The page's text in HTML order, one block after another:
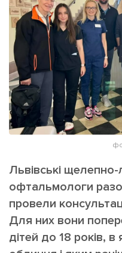
ІНШЕ
Інтерв'ю
Картки
Репортаж
Розслідування
Погляди
Лонгріди
Зв'язатися з нами
[email protected]
Львівські щелепно-
офтальмологи
провели
Для них вони
дітей до 18 років,